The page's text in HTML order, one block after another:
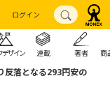
ログイン
デザイン 連載 著者 商
反落となる293円安の